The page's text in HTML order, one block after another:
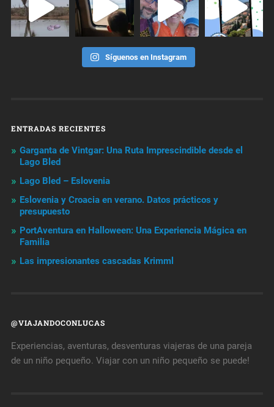
Síguenos en Instagram
ENTRADAS RECIENTES
Garganta de Vintgar: Una Ruta Imprescindible desde el
Lago Bled
Lago Bled – Eslovenia
Eslovenia y Croacia en verano. Datos prácticos y
presupuesto
PortAventura en Halloween: Una Experiencia Mágica en
Familia
Las impresionantes cascadas Krimml
@VIAJANDOCONLUCAS
Experiencias, aventuras, desventuras viajeras de una pareja
de un niño pequeño. Viajar con un niño pequeño se puede!